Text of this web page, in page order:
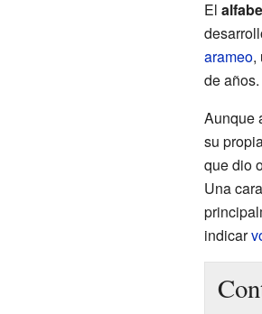
El
arameo,
de años.
Aunque
su
que dio
Una
indicar